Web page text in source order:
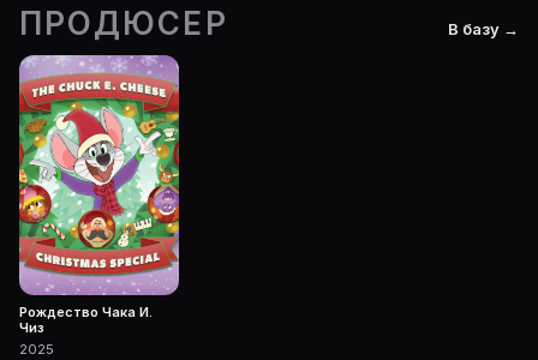
ПРОДЮСЕР В базу →
Рождество Чака И.
Чиз
2025